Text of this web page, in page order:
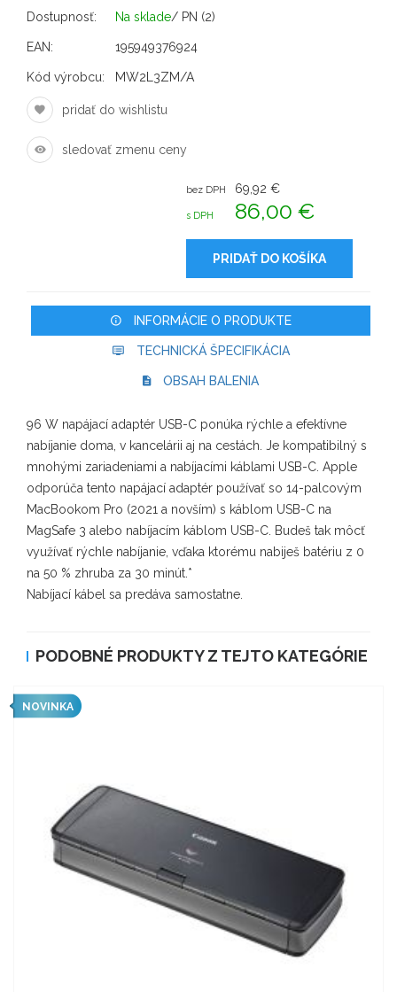
Dostupnosť: Na sklade/ PN (2)
EAN: 195949376924
Kód výrobcu: MW2L3ZM/A
pridať do wishlistu
sledovať zmenu ceny
bez DPH 69,92 €
s DPH 86,00 €
PRIDAŤ DO KOŠÍKA
INFORMÁCIE O PRODUKTE
TECHNICKÁ ŠPECIFIKÁCIA
OBSAH BALENIA
96 W napájací adaptér USB-C ponúka rýchle a efektívne
nabíjanie doma, v kancelárii aj na cestách. Je kompatibilný s
mnohými zariadeniami a nabíjacími káblami USB-C. Apple
odporúča tento napájací adaptér používať so 14-palcovým
MacBookom Pro (2021 a novším) s káblom USB-C na
MagSafe 3 alebo nabíjacím káblom USB-C. Budeš tak môcť
využívať rýchle nabíjanie, vďaka ktorému nabiješ batériu z 0
na 50 % zhruba za 30 minút.*
Nabíjací kábel sa predáva samostatne.
PODOBNÉ PRODUKTY Z TEJTO KATEGÓRIE
NOVINKA